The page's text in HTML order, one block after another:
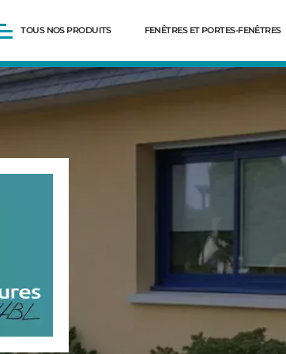
TOUS NOS PRODUITS FENÊTRES ET PORTES-FENÊTRES